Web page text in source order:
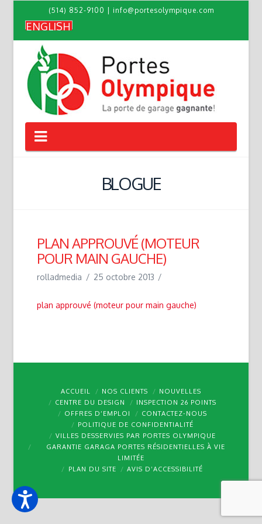
(514) 852-9100 info@portesolympique.com
ENGLISH
Navigation
BLOGUE
PLAN APPROUVÉ (MOTEUR
POUR MAIN GAUCHE)
rolladmedia 25 octobre 2013
plan approuvé (moteur pour main gauche)
ACCUEIL NOS CLIENTS
NOUVELLES
CENTRE DU DESIGN
INSPECTION 26 POINTS
OFFRES D’EMPLOI
CONTACTEZ-NOUS
POLITIQUE DE CONFIDENTIALITÉ
VILLES DESSERVIES PAR PORTES OLYMPIQUE
GARANTIE GARAGA PORTES RÉSIDENTIELLES À VIE
LIMITÉE
PLAN DU SITE
AVIS D’ACCESSIBILITÉ